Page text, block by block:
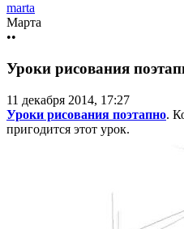
marta
Марта
••
Уроки рисования
11 декабря 2014, 17:27
Уроки рисования поэтапно.
пригодится этот урок.